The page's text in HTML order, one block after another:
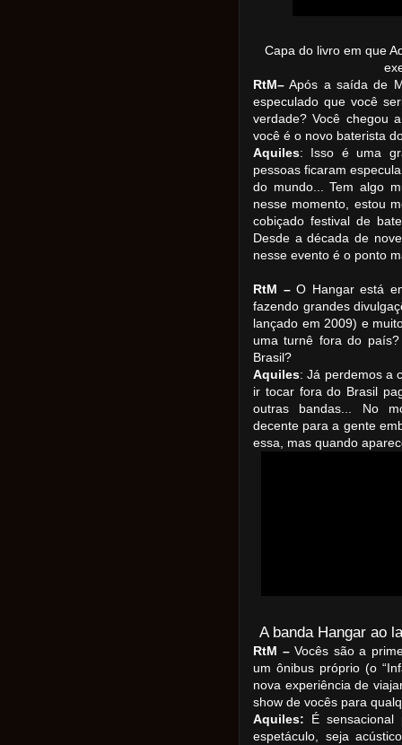
Capa do livro em que
RtM– Após a saída de
especulado que você
verdade? Você chegou
você é o novo baterista
Aquiles: Isso é uma
pessoas ficaram
do mundo... Tem algo
nesse momento, estou
cobiçado festival de
Desde a década de
nesse evento é o ponto
RtM –O Hangar está
fazendo grandes
lançado em 2009) e
uma turnê fora do
Brasil?
Aquiles: Já perdemos a
ir tocar fora do Brasil
outras bandas... No
decente para a gente
essa, mas quando
A banda Hangar ao
RtM – Vocês são a
um ônibus próprio (o
nova experiência de
show de vocês para
Aquiles: É sensacional
espetáculo, seja